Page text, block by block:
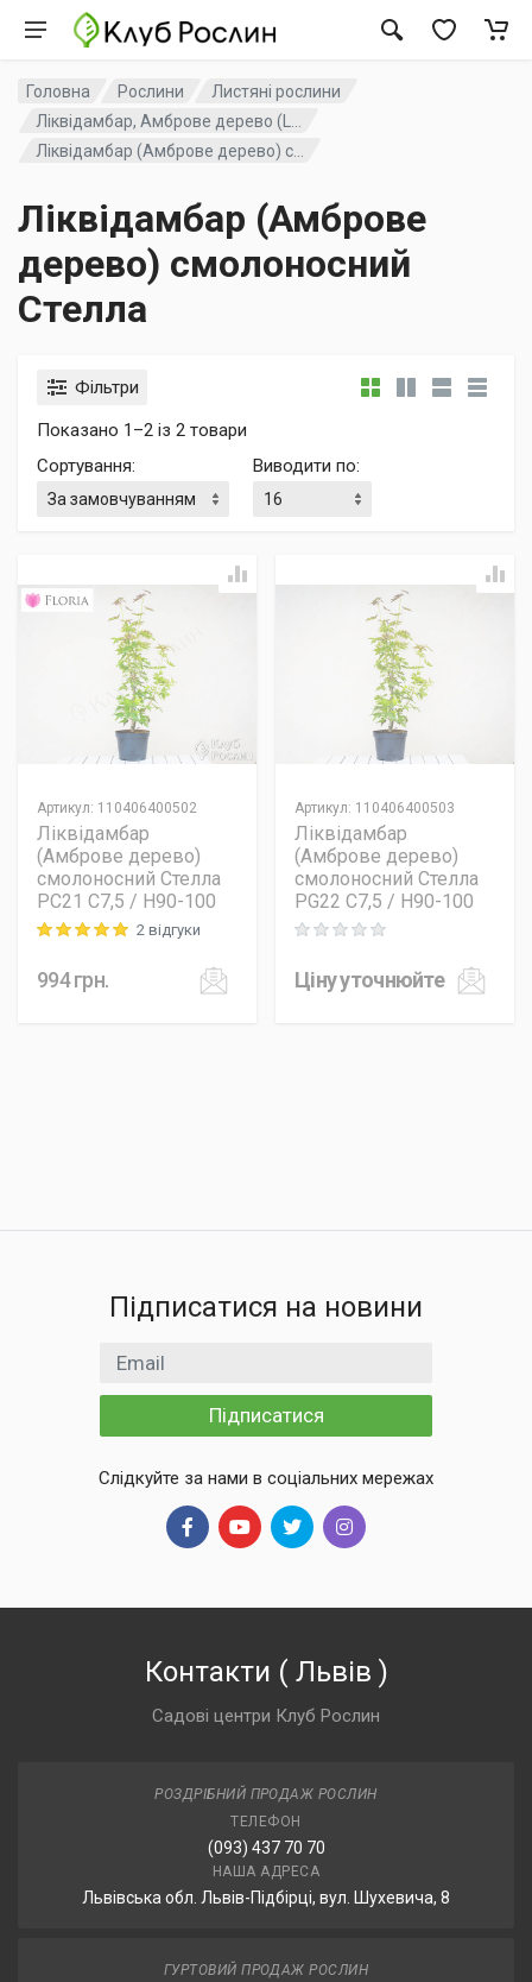
Головна Рослини
Листяні рослини
Ліквідамбар, Амброве дерево (L...
Ліквідамбар (Амброве дерево) с...
Ліквідамбар (Амброве
дерево) смолоносний
Стелла
Фільтри
Показано 1–2 із 2 товари
Сортування: Виводити по:
Артикул: 110406400502
Ліквідамбар
(Амброве дерево)
смолоносний Стелла
PC21 C7,5 / H90-100
Rating: 5 out of 52 відгуки
994грн.
Артикул: 110406400503
Ліквідамбар
(Амброве дерево)
смолоносний Стелла
PG22 C7,5 / H90-100
Rating: 0 out of 5
Ціну уточнюйте
Підписатися на новини
Email
Підписатися
Слідкуйте за нами в соціальних мережах
Контакти ( Львів )
Садові центри Клуб Рослин
РОЗДРІБНИЙ ПРОДАЖ РОСЛИН
ТЕЛЕФОН
(093) 437 70 70
НАША АДРЕСА
Львівська обл. Львів-Підбірці, вул. Шухевича, 8
ГУРТОВИЙ ПРОДАЖ РОСЛИН